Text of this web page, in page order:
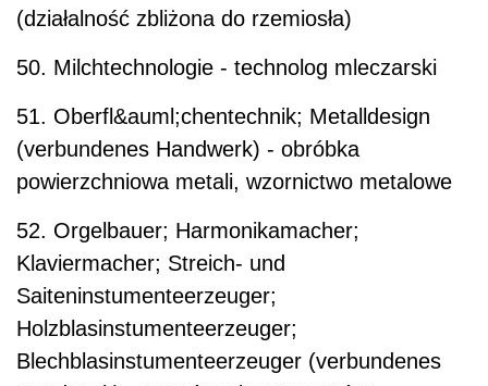
(działalność zbliżona do rzemiosła)
50. Milchtechnologie - technolog mleczarski
51. Oberfl&auml;chentechnik; Metalldesign
(verbundenes Handwerk) - obróbka
powierzchniowa metali, wzornictwo metalowe
52. Orgelbauer; Harmonikamacher;
Klaviermacher; Streich- und
Saiteninstumenteerzeuger;
Holzblasinstumenteerzeuger;
Blechblasinstumenteerzeuger (verbundenes